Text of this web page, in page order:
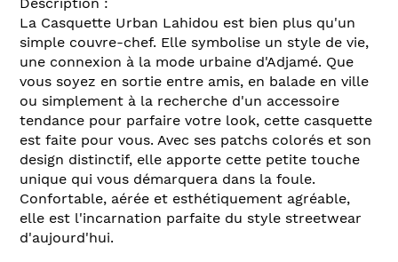
La Casquette Urban Lahidou est bien plus qu'un
simple couvre-chef. Elle symbolise un style de vie,
une connexion à la mode urbaine d'Adjamé. Que
vous soyez en sortie entre amis, en balade en ville
ou simplement à la recherche d'un accessoire
tendance pour parfaire votre look, cette casquette
est faite pour vous. Avec ses patchs colorés et son
design distinctif, elle apporte cette petite touche
unique qui vous démarquera dans la foule.
Confortable, aérée et esthétiquement agréable,
elle est l'incarnation parfaite du style streetwear
d'aujourd'hui.